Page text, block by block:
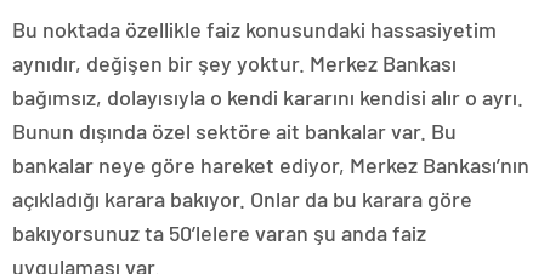
Bu noktada özellikle faiz konusundaki hassasiyetim
aynıdır, değişen bir şey yoktur. Merkez Bankası
bağımsız, dolayısıyla o kendi kararını kendisi alır o ayrı.
Bunun dışında özel sektöre ait bankalar var. Bu
bankalar neye göre hareket ediyor, Merkez Bankası’nın
açıkladığı karara bakıyor. Onlar da bu karara göre
bakıyorsunuz ta 50’lelere varan şu anda faiz
uygulaması var.